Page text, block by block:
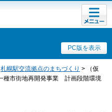
PC版を表示
メニュ
ー
札幌駅交流拠点のまちづくり > （仮
種市街地再開発事業 計画段階環境